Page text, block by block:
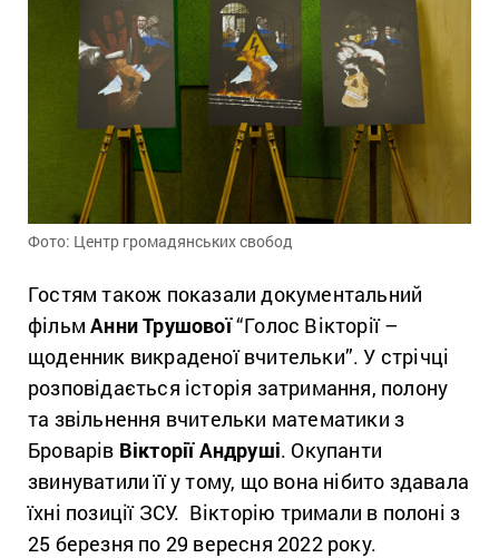
Фото: Центр громадянських свобод
Гостям також показали документальний
фільмАнни Трушової“Голос Вікторії –
щоденник викраденої вчительки”. У стрічці
розповідається історія затримання, полону
та звільнення вчительки математики з
Броварів Вікторії Андруші. Окупанти
звинуватили її у тому, що вона нібито здавала
їхні позиції ЗСУ. Вікторію тримали в полоні з
25 березня по 29 вересня 2022 року.